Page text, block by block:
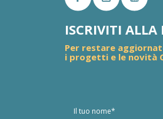
ISCRIVITI ALLA
Per restare
i progetti e le novità